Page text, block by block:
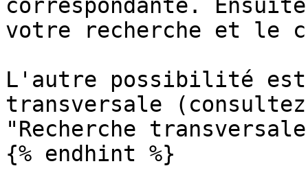
correspondante.
votre recherche et le
L'autre possibilité est
transversale
"Recherche
{% endhint %}